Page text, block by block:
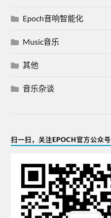
Epoch音响智能化
Music音乐
其他
音乐杂谈
扫一扫，关注EPOCH官方公众号